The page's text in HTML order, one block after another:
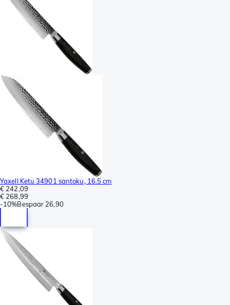
Yaxell Ketu 34901 santoku, 16.5 cm
€ 242,09
€ 268,99
-10%Bespaar 26,90